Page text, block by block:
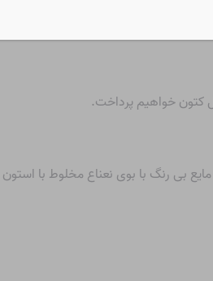
کتون خواهیم پرداخت.
مایع بی رنگ با بوی نعناع مخلوط با